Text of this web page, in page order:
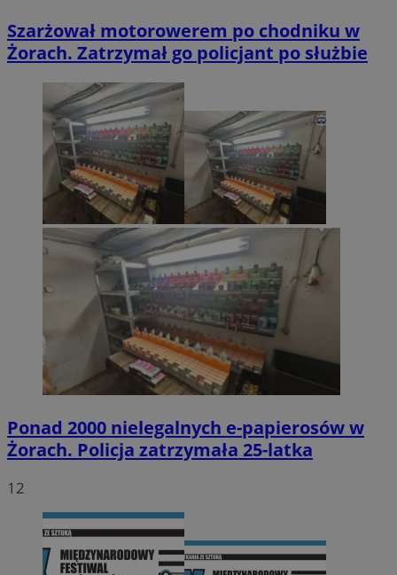
Szarżował motorowerem po chodniku w
Żorach. Zatrzymał go policjant po służbie
Ponad 2000 nielegalnych e-papierosów w
Żorach. Policja zatrzymała 25-latka
12